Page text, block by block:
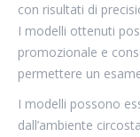
con risultati di
I modelli ottenuti
promozionale e
permettere un
I modelli possono
dall’ambiente